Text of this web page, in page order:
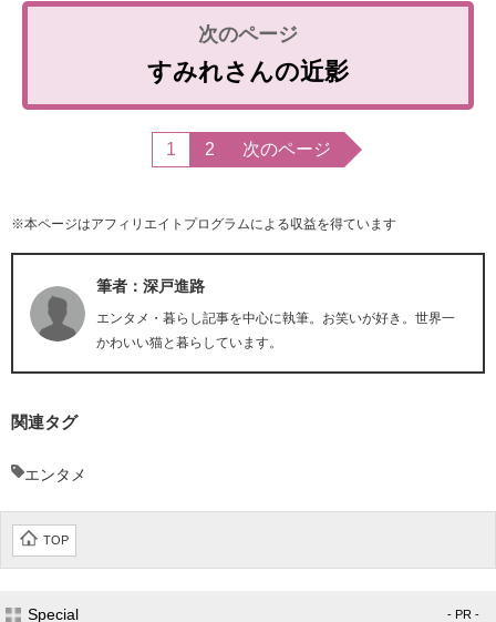
すみれさんの近影
1 2 次のページ
※本ページはアフィリエイトプログラムによる収益を得ています
筆者：深戸進路
エンタメ・暮らし記事を中心に執筆。お笑いが好き。世界一
かわいい猫と暮らしています。
関連タグ
エンタメ
TOP
Special - PR -